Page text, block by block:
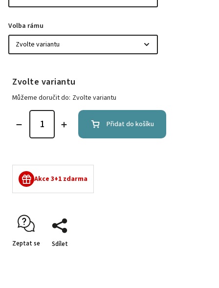
Volba rámu
Zvolte variantu
Můžeme doručit do: Zvolte variantu
Přidat do košíku
Akce 3+1 zdarma
Zeptat se Sdílet